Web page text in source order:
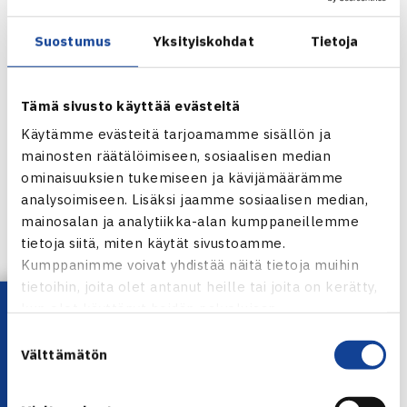
Suostumus Yksityiskohdat Tietoja
Tämä sivusto käyttää evästeitä
Käytämme evästeitä tarjoamamme sisällön ja
mainosten räätälöimiseen, sosiaalisen median
ominaisuuksien tukemiseen ja kävijämäärämme
analysoimiseen. Lisäksi jaamme sosiaalisen median,
mainosalan ja analytiikka-alan kumppaneillemme
tietoja siitä, miten käytät sivustoamme.
Kumppanimme voivat yhdistää näitä tietoja muihin
tietoihin, joita olet antanut heille tai joita on kerätty,
valinta
Välttämätön
W15 ITF WORLD TENNIS TOUR | THAIMAA
M25 ITF WORLD TENNIS TOUR | ESPANJA
Suomalaisjunioreita pelaa kuluvalla viikolla alla olevissa
kansainvälisissä kilpailuissa.
J30 ITF WORLD TENNIS TOUR JUNIORS | RUOTSI
Lataa OmaTennis!